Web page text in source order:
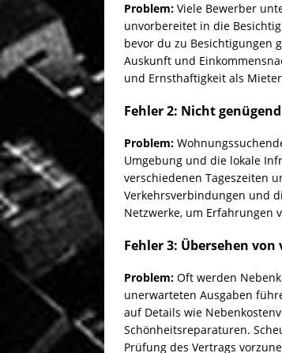
Problem: Viele Bewerber
unvorbereitet in die
bevor du zu Besichtigungen
Auskunft und
und Ernsthaftigkeit als
Fehler 2: Nicht
Problem:
Umgebung und die lokale
verschiedenen Tageszeiten
Verkehrsverbindungen und
Netzwerke, um Erfahrungen
Fehler 3: Übersehen
Problem: Oft werden
unerwarteten Ausgaben
auf Details wie
Schönheitsreparaturen.
Prüfung des Vertrags